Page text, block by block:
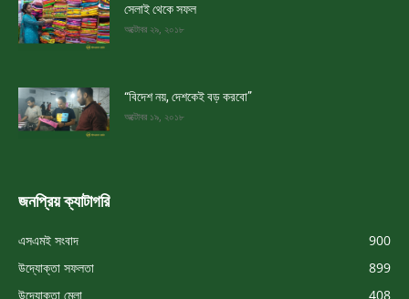
সেলাই থেকে সফল
অক্টোবর ২৯, ২০১৮
“বিদেশ নয়, দেশকেই বড় করবো”
অক্টোবর ১৯, ২০১৮
জনপ্রিয় ক্যাটাগরি
এসএমই সংবাদ
900
উদ্যোক্তা সফলতা
899
উদ্যোক্তা মেলা
408